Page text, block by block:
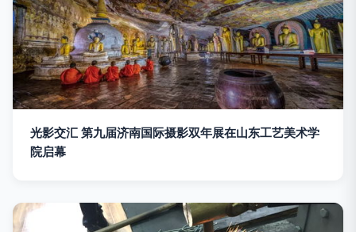
光影交汇 第九届济南国际摄影双年展在山东工艺美术学
院启幕